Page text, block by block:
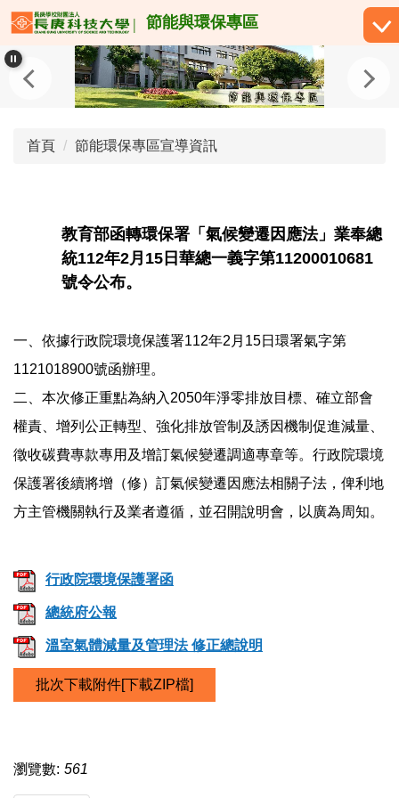
跳
到
主
節能與環保專區
首頁 節能環保專區宣導資訊
教育部函轉環保署「氣候變遷因應法」業奉總
統112年2月15日華總一義字第11200010681
號令公布。
一、依據行政院環境保護署112年2月15日環署氣字第
1121018900號函辦理。
二、本次修正重點為納入2050年淨零排放目標、確立部會
權責、增列公正轉型、強化排放管制及誘因機制促進減量、
徵收碳費專款專用及增訂氣候變遷調適專章等。行政院環境
保護署後續將增（修）訂氣候變遷因應法相關子法，俾利地
方主管機關執行及業者遵循，並召開說明會，以廣為周知。
行政院環境保護署函
總統府公報
溫室氣體減量及管理法 修正總說明
批次下載附件[下載ZIP檔]
瀏覽數: 561